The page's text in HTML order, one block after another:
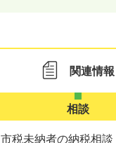
関連情報
相談
市税未納者の納税相談